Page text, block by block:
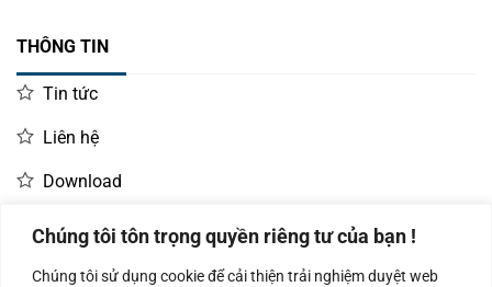
Chúng tôi tôn trọng quyền riêng tư của bạn !
Chúng tôi sử dụng cookie để cải thiện trải nghiệm duyệt web
THÔNG TIN
Tin tức
Liên hệ
Download
LIÊN HỆ MUA HÀNG